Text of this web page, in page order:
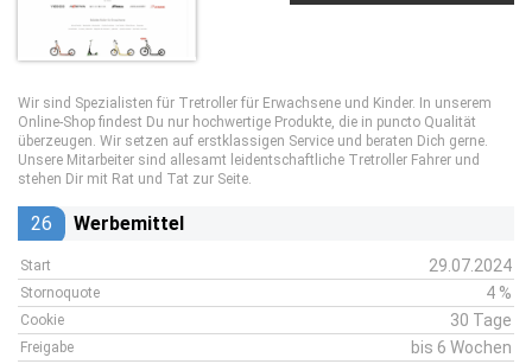
Wir sind Spezialisten für Tretroller für Erwachsene und Kinder. In unserem
Online-Shop findest Du nur hochwertige Produkte, die in puncto Qualität
überzeugen. Wir setzen auf erstklassigen Service und beraten Dich gerne.
Unsere Mitarbeiter sind allesamt leidentschaftliche Tretroller Fahrer und
stehen Dir mit Rat und Tat zur Seite.
26 Werbemittel
Start 29.07.2024
Stornoquote 4 %
Cookie 30 Tage
Freigabe bis 6 Wochen